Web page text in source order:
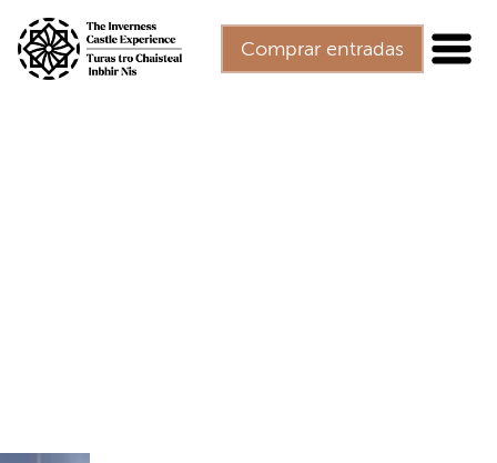
Comprar entradas